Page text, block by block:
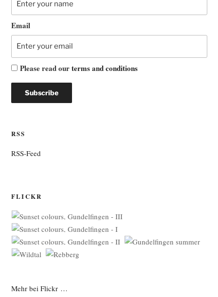
Email
Please read ourterms and conditions
RSS
RSS-Feed
FLICKR
Mehr bei Flickr …